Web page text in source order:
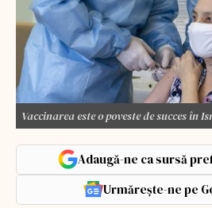
Vaccinarea este o poveste de succes în
Adaugă-ne ca sursă
Urmărește-ne pe